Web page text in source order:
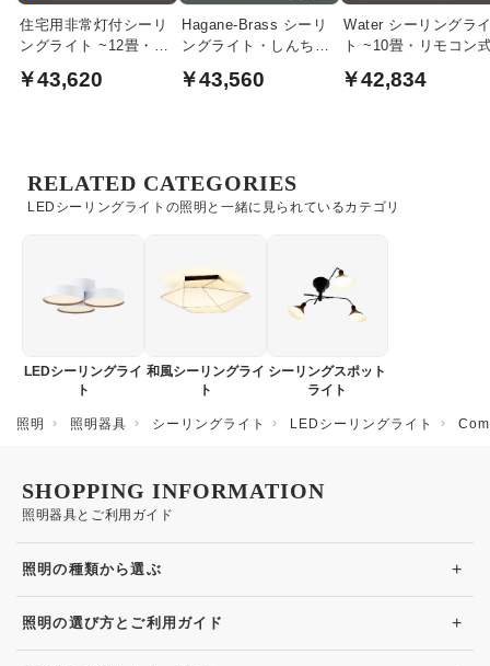
住宅用非常灯付シーリ
ングライト ~12畳・
￥43,620
Hagane-Brass シーリ
ングライト・しんちゅ
￥43,560
Water シーリングラ
ト ~10畳・リモコン
￥42,834
LEDシーリングライトの照明と一緒に見られているカテゴリ
RELATED CATEGORIES
LEDシーリングライ
ト
和風シーリングライ
ト
シーリングスポット
ライト
照明 照明器具 シーリングライト LEDシーリングライト
照明器具とご利用ガイド
SHOPPING INFORMATION
照明の種類から選ぶ +
照明の選び方とご利用ガイド +